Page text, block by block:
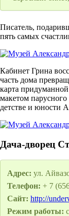
Писатель,
пять самых
Кабинет Грина
часть дома
карта
макетом
детстве и юности
Дача-дворец
Адрес: ул.
Телефон: + 7
Сайт: http://
Режим работы: